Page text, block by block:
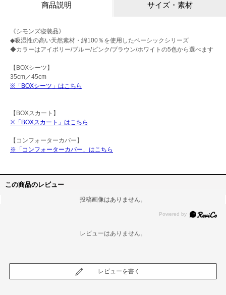
商品説明 サイズ・素材
《シモンズ寝装品》
◆吸湿性の高い天然素材・綿100％を使用したベーシックシリーズ
◆カラーはアイボリー/ブルー/ピンク/ブラウン/ホワイトの5色から選べます
【BOXシーツ】
35cm／45cm
※「BOXシーツ」はこちら
【BOXスカート】
※「BOXスカート」はこちら
【コンフォーターカバー】
※「コンフォーターカバー」はこちら
この商品のレビュー
投稿画像はありません。
レビューはありません。
レビューを書く